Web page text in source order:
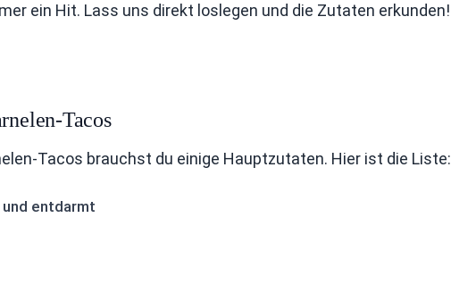
ein Hit. Lass uns direkt loslegen und die Zutaten erkunden!
Tacos
Tacos brauchst du einige Hauptzutaten. Hier ist die Liste:
entdarmt